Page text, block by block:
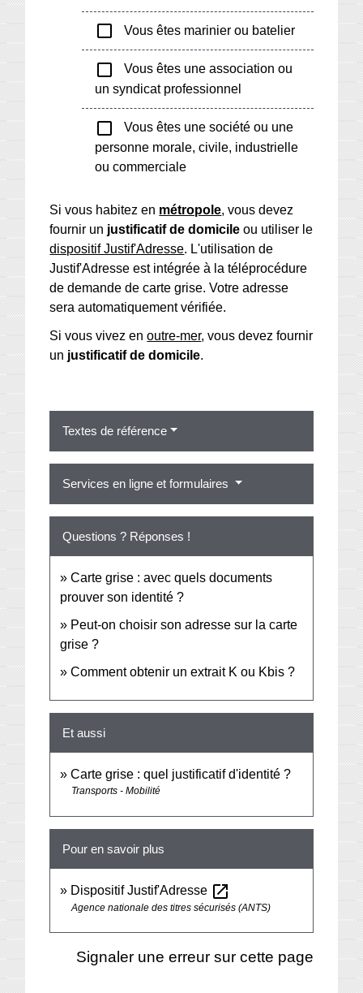
check_box_outline_blank Vous êtes marinier ou batelier
check_box_outline_blank
Vous êtes une association ou
un syndicat professionnel
check_box_outline_blank
Vous êtes une société ou une
personne morale, civile, industrielle
ou commerciale
Si vous habitez en métropole, vous devez
fournir un justificatif de domicile ou utiliser le
dispositif Justif'Adresse. L'utilisation de
Justif'Adresse est intégrée à la téléprocédure
de demande de carte grise. Votre adresse
sera automatiquement vérifiée.
Si vous vivez enoutre-mer, vous devez fournir
un justificatif de domicile.
Textes de référence
Services en ligne et formulaires
Questions ? Réponses !
Carte grise : avec quels documents
prouver son identité ?
Peut-on choisir son adresse sur la carte
grise ?
Comment obtenir un extrait K ou Kbis ?
Et aussi
Carte grise : quel justificatif d'identité ?
Transports - Mobilité
Pour en savoir plus
Dispositif Justif'Adresse open_in_new
Agence nationale des titres sécurisés (ANTS)
Signaler une erreur sur cette page